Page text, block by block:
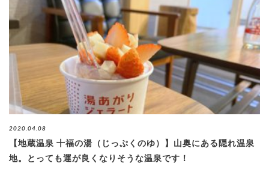
2020.04.08
【地蔵温泉 十福の湯（じっぷくのゆ）】山奥にある隠れ温泉
地。とっても運が良くなりそうな温泉です！